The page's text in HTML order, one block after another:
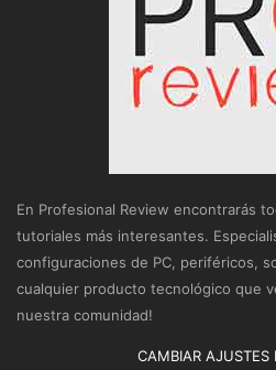
En Profesional Review encontrarás
tutoriales más interesantes.
configuraciones de PC, periféricos,
cualquier producto tecnológico que
nuestra comunidad!
CAMBIAR AJUSTES